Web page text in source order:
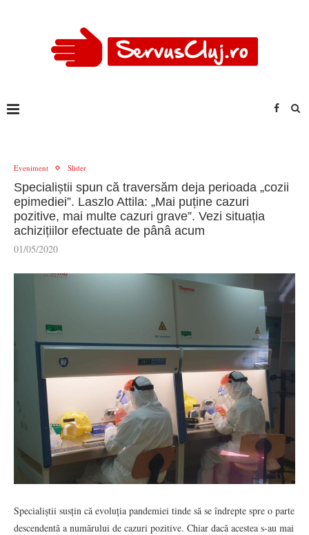
Eveniment Slider
Specialiștii spun că traversăm deja perioada „cozii
epimediei”. Laszlo Attila: „Mai puține cazuri
pozitive, mai multe cazuri grave”. Vezi situația
achizițiilor efectuate de pânâ acum
01/05/2020
Specialiștii susțin că evoluția pandemiei tinde să se îndrepte spre o parte
descendentă a numărului de cazuri pozitive. Chiar dacă acestea s-au mai